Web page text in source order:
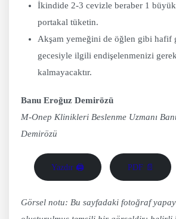
İkindide 2-3 cevizle beraber 1
portakal tüketin.
Akşam yemeğini de öğlen gibi hafif
gecesiyle ilgili endişelenmenizi
kalmayacaktır.
Banu Eroğuz Demirözü
M-Onep Klinikleri Beslenme Uzmanı
Demirözü
Yazdır 🖨 PDF 📄
Görsel notu: Bu sayfadaki fotoğraf